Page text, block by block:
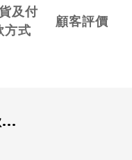
及付
方式
顧客評價
...